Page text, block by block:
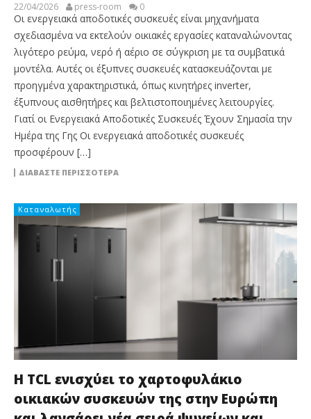
22/04/2026 press-room 0
Οι ενεργειακά αποδοτικές συσκευές είναι μηχανήματα
σχεδιασμένα να εκτελούν οικιακές εργασίες καταναλώνοντας
λιγότερο ρεύμα, νερό ή αέριο σε σύγκριση με τα συμβατικά
μοντέλα. Αυτές οι έξυπνες συσκευές κατασκευάζονται με
προηγμένα χαρακτηριστικά, όπως κινητήρες inverter,
έξυπνους αισθητήρες και βελτιστοποιημένες λειτουργίες.
Γιατί οι Ενεργειακά Αποδοτικές Συσκευές Έχουν Σημασία την
Ημέρα της Γης Οι ενεργειακά αποδοτικές συσκευές
προσφέρουν […]
ΔΙΑΒΆΣΤΕ ΠΕΡΙΣΣΌΤΕΡΑ
Καταναλωτής
Η TCL ενισχύει το χαρτοφυλάκιο
οικιακών συσκευών της στην Ευρώπη